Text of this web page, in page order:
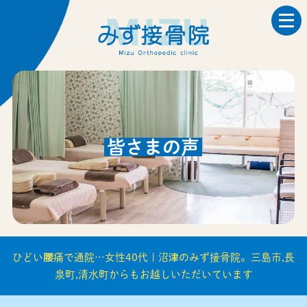
皆さまの声
ひどい腰痛で通院…女性40代 | 沼津のみず接骨院。三島市,長
泉町,清水町からもお越しいただいています